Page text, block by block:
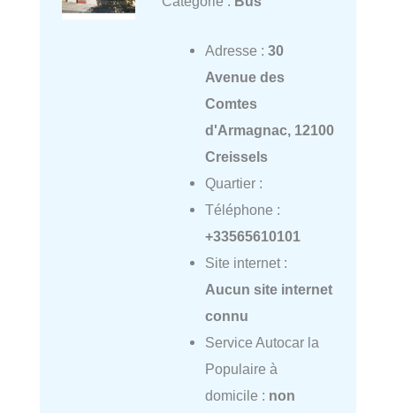
Adresse : 30
Avenue des
Comtes
d'Armagnac, 12100
Creissels
Quartier :
Téléphone :
+33565610101
Site internet :
Aucun site internet
connu
Service Autocar la
Populaire à
domicile : non